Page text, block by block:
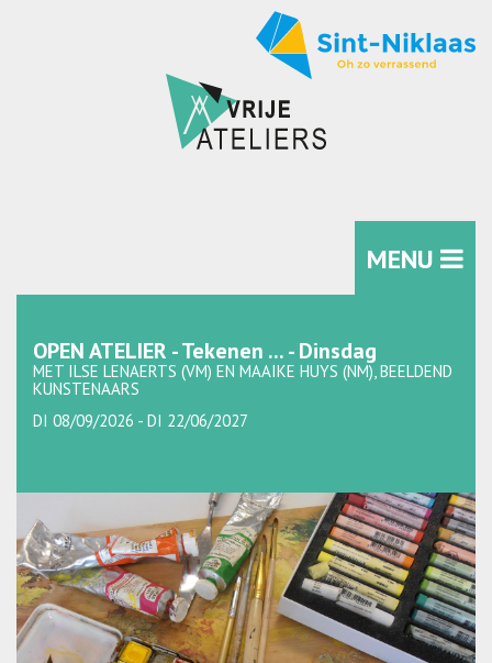
MENU
OPEN ATELIER - Tekenen ... - Dinsdag
MET ILSE LENAERTS (VM) EN MAAIKE HUYS (NM), BEELDEND
KUNSTENAARS
DI 08/09/2026 - DI 22/06/2027